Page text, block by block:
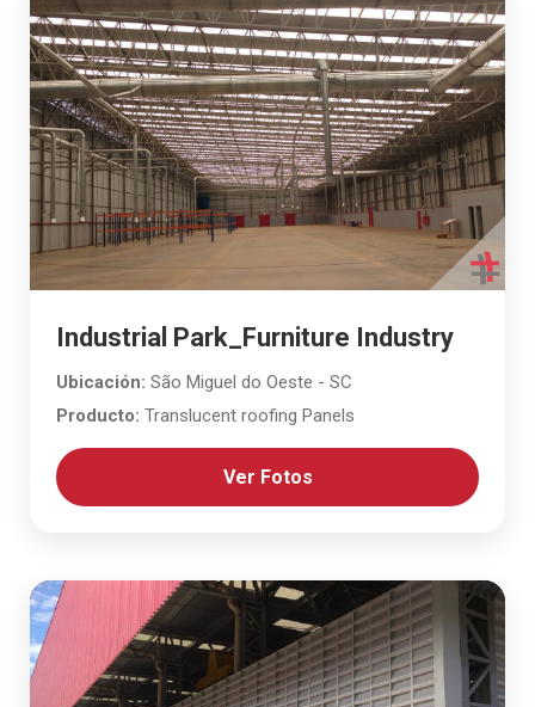
Industrial Park_Furniture Industry
Ubicación: São Miguel do Oeste - SC
Producto: Translucent roofing Panels
Ver Fotos